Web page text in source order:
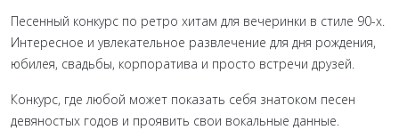
Песенный конкурс по ретро хитам для вечеринки в стиле 90-х.
Интересное и увлекательное развлечение для дня рождения,
юбилея, свадьбы, корпоратива и просто встречи друзей.
Конкурс, где любой может показать себя знатоком песен
девяностых годов и проявить свои вокальные данные.